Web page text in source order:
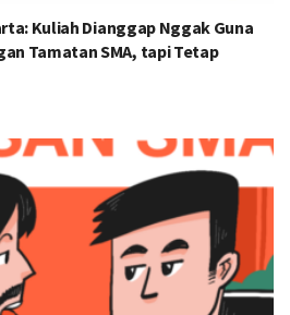
Kuliah Dianggap Nggak Guna
Tamatan SMA, tapi Tetap